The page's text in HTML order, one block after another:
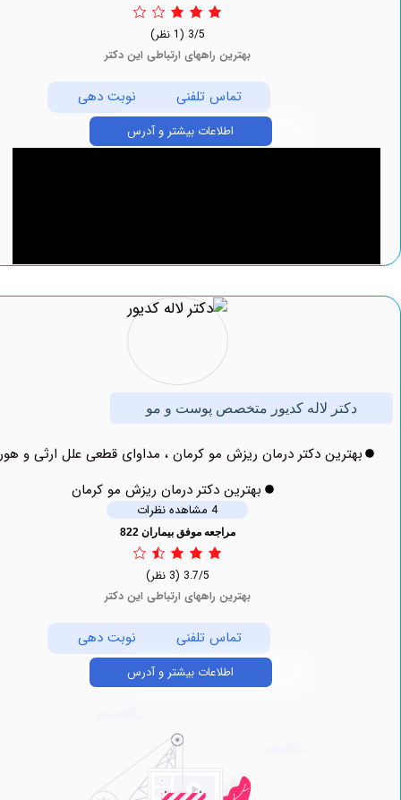
بهترین راههای ارتباطی این دکتر
تماس تلفنی نوبت دهی
اطلاعات بیشتر و آدرس
لاله کدیور متخصص پوست و مو
دکتر درمان ریزش مو کرمان ، مداوای قطعی علل ارثی و هورمونی
بهترین دکتر درمان ریزش مو کرمان
مراجعه موفق بیماران 822
بهترین راههای ارتباطی این دکتر
تماس تلفنی نوبت دهی
اطلاعات بیشتر و آدرس